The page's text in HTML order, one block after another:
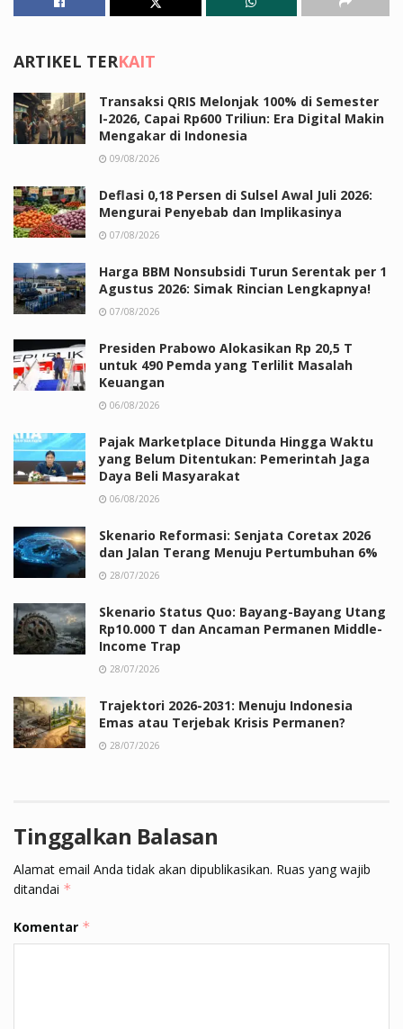
ARTIKEL TERKAIT
Transaksi QRIS Melonjak 100% di Semester
I-2026, Capai Rp600 Triliun: Era Digital Makin
Mengakar di Indonesia
09/08/2026
Deflasi 0,18 Persen di Sulsel Awal Juli 2026:
Mengurai Penyebab dan Implikasinya
07/08/2026
Harga BBM Nonsubsidi Turun Serentak per 1
Agustus 2026: Simak Rincian Lengkapnya!
07/08/2026
Presiden Prabowo Alokasikan Rp 20,5 T
untuk 490 Pemda yang Terlilit Masalah
Keuangan
06/08/2026
Pajak Marketplace Ditunda Hingga Waktu
yang Belum Ditentukan: Pemerintah Jaga
Daya Beli Masyarakat
06/08/2026
Skenario Reformasi: Senjata Coretax 2026
dan Jalan Terang Menuju Pertumbuhan 6%
28/07/2026
Skenario Status Quo: Bayang-Bayang Utang
Rp10.000 T dan Ancaman Permanen Middle-
Income Trap
28/07/2026
Trajektori 2026-2031: Menuju Indonesia
Emas atau Terjebak Krisis Permanen?
28/07/2026
Tinggalkan Balasan
Alamat email Anda tidak akan dipublikasikan. Ruas yang wajib
ditandai *
Komentar *